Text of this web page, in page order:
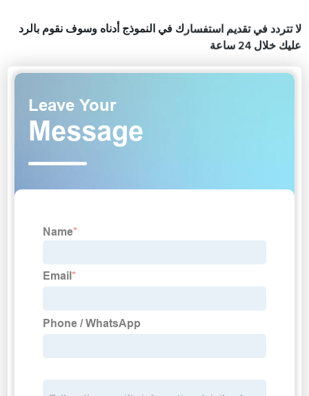
لا تتردد في تقديم استفسارك في النموذج أدناه وسوف نقوم بالرد
عليك خلال 24 ساعة